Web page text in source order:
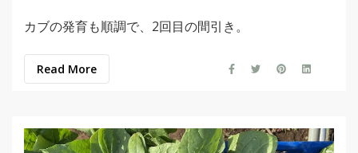
カブの発育も順調で、2回目の間引き。
Read More